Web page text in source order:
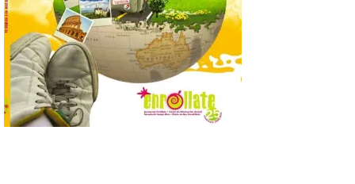
calendario de actividades
de animación dirigidas a
todos los públicos. La
Bañeza inauguró en la tarde de este
martes 4 de agosto una nueva edición de
su tradicional Mercado Medieval, que
hasta el próximo 6 […]